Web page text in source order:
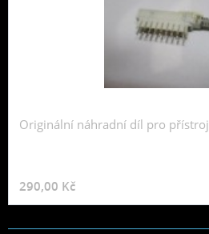
Originální náhradní díl pro
290,00 Kč